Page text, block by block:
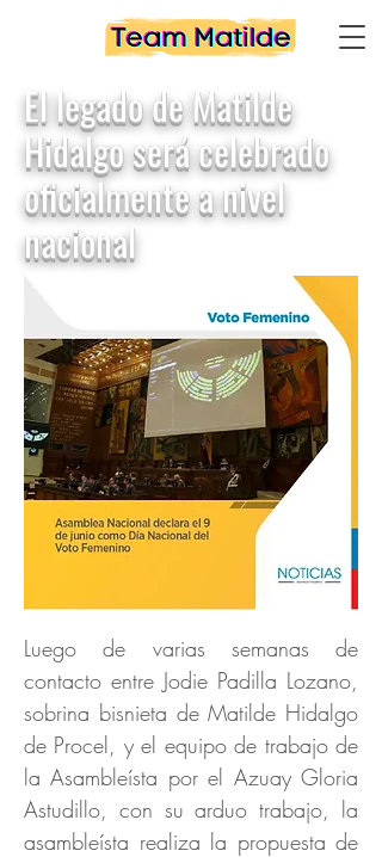
El legado de Matilde
Hidalgo será celebrado
oficialmente a nivel
nacional
Luego de varias semanas de
contacto entre Jodie Padilla Lozano,
sobrina bisnieta de Matilde Hidalgo
de Procel, y el equipo de trabajo de
la Asambleísta por el Azuay Gloria
Astudillo, con su arduo trabajo, la
asambleísta realiza la propuesta de